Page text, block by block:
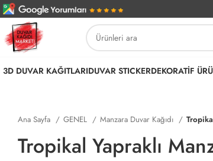
3D DUVAR KAĞITLARIDUVAR STICKERDEKORATİF
Ana Sayfa GENEL Manzara Duvar Kağıdı
Tropikal Yapraklı